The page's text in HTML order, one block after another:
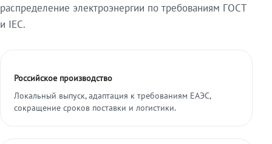
распределение электроэнергии по требованиям ГОСТ
и IEC.
Российское производство
Локальный выпуск, адаптация к требованиям ЕАЭС,
сокращение сроков поставки и логистики.